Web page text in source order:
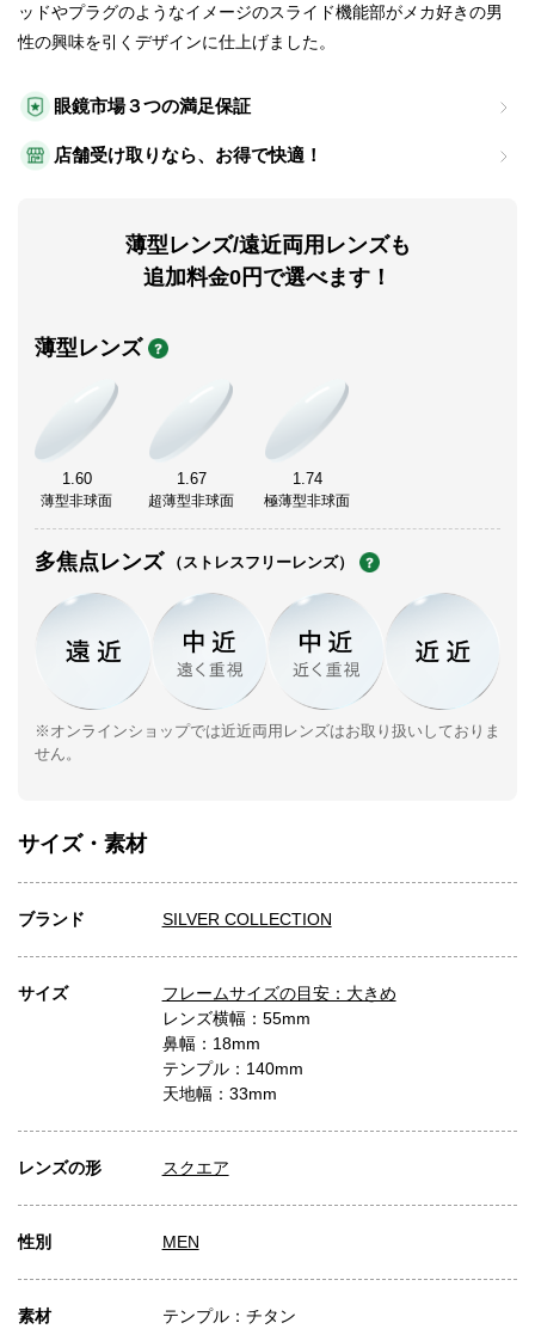
眼鏡市場３つの満足保証
店舗受け取りなら、お得で快適！
薄型レンズ/遠近両用レンズも
追加料金0円で選べます！
薄型レンズ
1.60
薄型非球面
1.67
超薄型非球面
1.74
極薄型非球面
多焦点レンズ （ストレスフリーレンズ）
※オンラインショップでは近近両用レンズはお取り扱いしておりま
せん。
ッドやプラグのようなイメージのスライド機能部がメカ好きの男
性の興味を引くデザインに仕上げました。
サイズ・素材
ブランド SILVER COLLECTION
サイズ
フレームサイズの目安：大きめ
レンズ横幅：55mm
鼻幅：18mm
テンプル：140mm
天地幅：33mm
レンズの形 スクエア
性別 MEN
素材
テンプル：チタン